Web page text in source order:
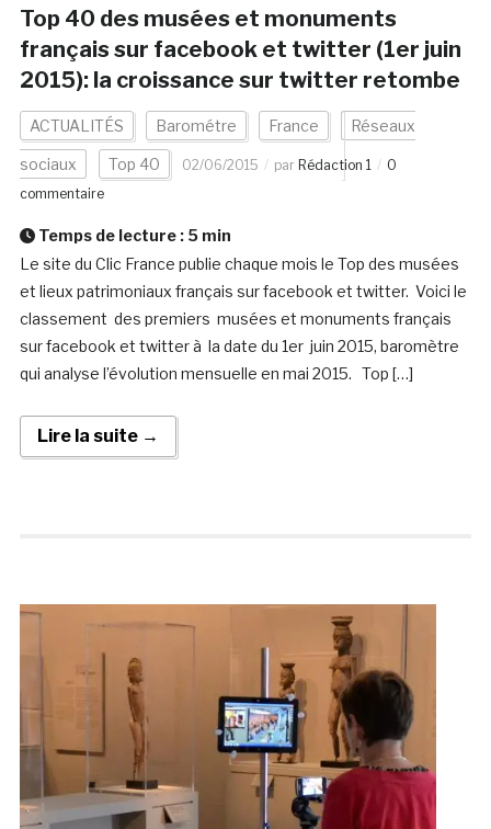
Top 40 des musées et monuments
français sur facebook et twitter (1er juin
2015): la croissance sur twitter retombe
ACTUALITÉS Barométre France Réseaux
sociaux Top 40 02/06/2015 par Rédaction 1
0
commentaire
Temps de lecture : 5 min
Le site du Clic France publie chaque mois le Top des musées
et lieux patrimoniaux français sur facebook et twitter. Voici le
classement des premiers musées et monuments français
sur facebook et twitter à la date du 1er juin 2015, baromètre
qui analyse l’évolution mensuelle en mai 2015. Top […]
Lire la suite →